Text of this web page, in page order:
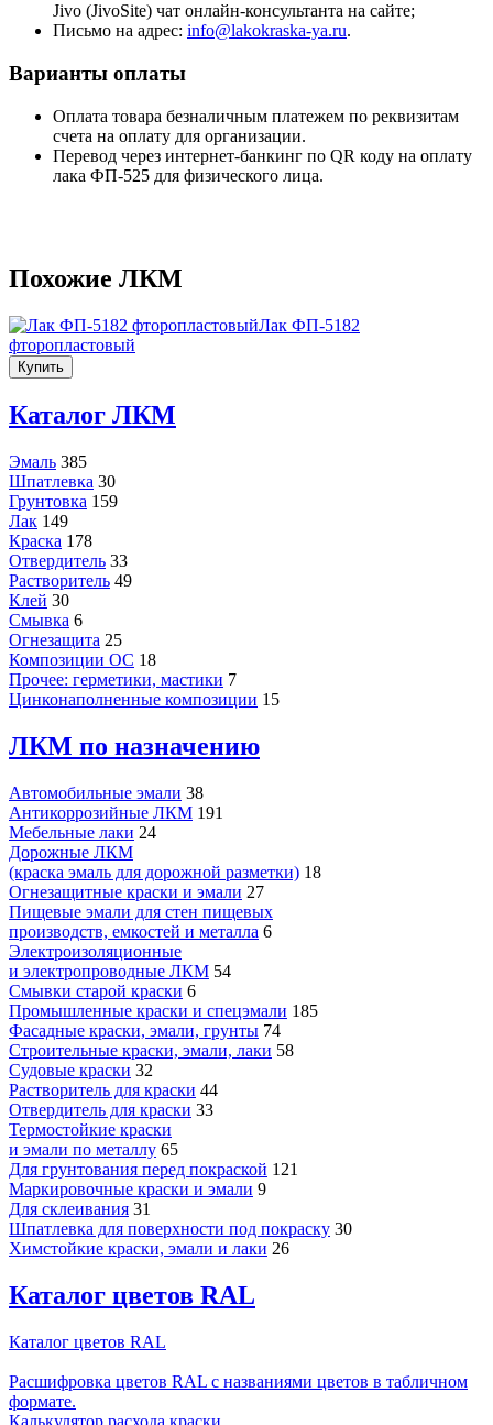
Jivo (JivoSite) чат онлайн-консультанта на сайте;
Письмо на адрес: info@lakokraska-ya.ru.
Варианты оплаты
Оплата товара безналичным платежем по реквизитам
счета на оплату для организации.
Перевод через интернет-банкинг по QR коду на оплату
лака ФП-525 для физического лица.
Похожие ЛКМ
Лак ФП-5182
фторопластовый
Купить
Каталог ЛКМ
Эмаль 385
Шпатлевка 30
Грунтовка 159
Лак 149
Краска 178
Отвердитель 33
Растворитель 49
Клей 30
Смывка 6
Огнезащита 25
Композиции ОС 18
Прочее: герметики, мастики 7
Цинконаполненные композиции 15
ЛКМ по назначению
Автомобильные эмали 38
Антикоррозийные ЛКМ 191
Мебельные лаки 24
Дорожные ЛКМ
(краска эмаль для дорожной разметки) 18
Огнезащитные краски и эмали 27
Пищевые эмали для стен пищевых
производств, емкостей и металла 6
Электроизоляционные
и электропроводные ЛКМ 54
Смывки старой краски 6
Промышленные краски и спецэмали 185
Фасадные краски, эмали, грунты 74
Строительные краски, эмали, лаки 58
Судовые краски 32
Растворитель для краски 44
Отвердитель для краски 33
Термостойкие краски
и эмали по металлу 65
Для грунтования перед покраской 121
Маркировочные краски и эмали 9
Для склеивания 31
Шпатлевка для поверхности под покраску 30
Химстойкие краски, эмали и лаки 26
Каталог цветов RAL
Каталог цветов RAL
Расшифровка цветов RAL с названиями цветов в табличном
формате.
Калькулятор расхода краски